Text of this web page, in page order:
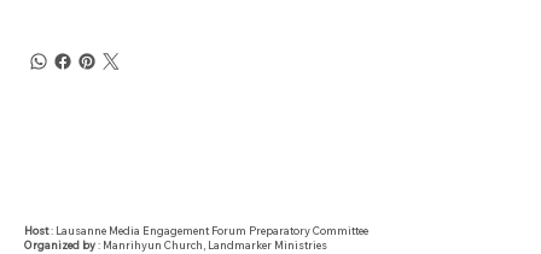
Host: Lausanne Media Engagement Forum Preparatory Committee
Organized by: Manrihyun Church, Landmarker Ministries